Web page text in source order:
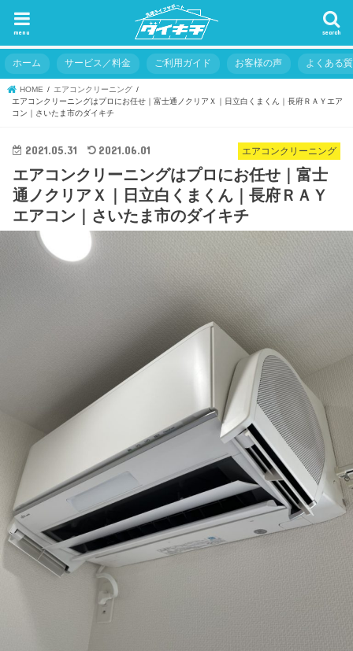
search
menu
ホーム サービス／料金 ご利用ガイド お客様の声 よくある
HOME
エアコンクリーニング
エアコンクリーニングはプロにお任せ｜富士通ノクリアＸ｜日立白くまくん｜長府ＲＡＹエア
コン｜さいたま市のダイキチ
エアコンクリーニング
2021.05.31 2021.06.01
エアコンクリーニングはプロにお任せ｜富士
通ノクリアＸ｜日立白くまくん｜長府ＲＡＹ
エアコン｜さいたま市のダイキチ